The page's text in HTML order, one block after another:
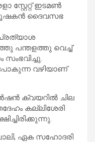
സ്റ്റേറ്റ് ഇടമൺ
ദൈവസഭ
പ്രത്യാശ
പന്തളത്തു വെച്ച്
പോകുന്ന വഴിയാണ്
ക്വയറിൽ ചില
കല്ലിശേരി
ഏക സഹോദരി